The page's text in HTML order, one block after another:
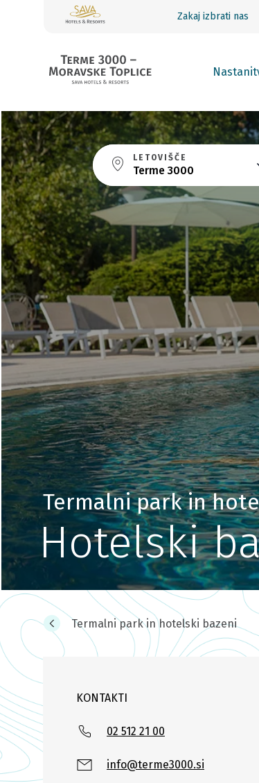
Zakaj izbrati nas
LETOVIŠČE
Terme 3000
Termalni park in
Hotelski
Termalni park in hotelski bazeni
KONTAKTI
02 512 21 00
info@terme3000.si